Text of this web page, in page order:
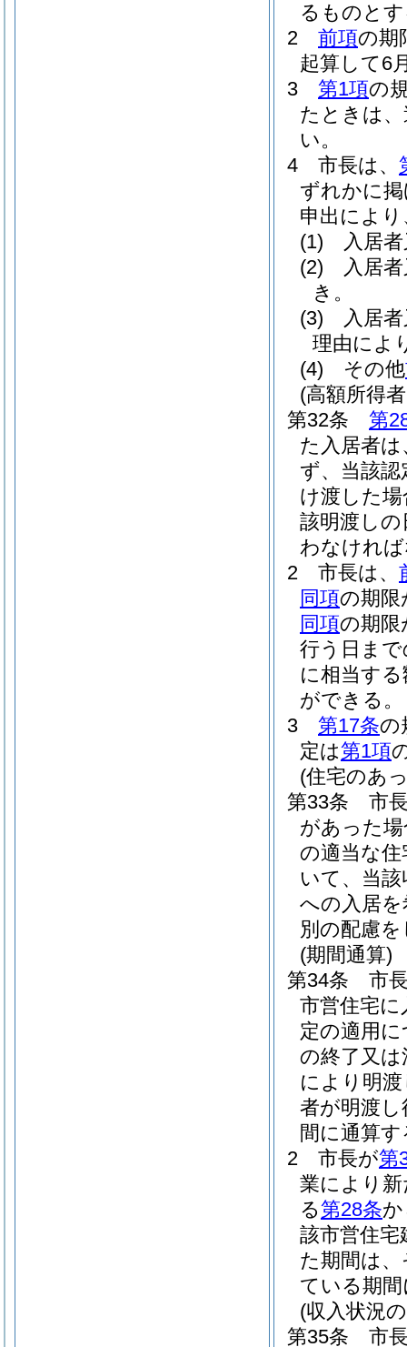
るものと
2
前項の期
起算して6
3
第1項の
たときは
い。
4
市長は、
ずれかに
申出によ
(1)
入居
(2)
入居
き。
(3)
入居
理由によ
(4)
その他
(高額所得
第32条
第
た入居者は
ず、当該
け渡した
該明渡し
わなけれ
2
市長は、
同項の期限
同項の期限
行う日ま
に相当す
ができる。
3
第17条の
定は第1項
(住宅のあ
第33条
市
があった
の適当な
いて、当
への入居
別の配慮
(期間通算)
第34条
市
市営住宅
定の適用
の終了又
により明
者が明渡
間に通算す
2
市長が第
業により
る第28条
該市営住
た期間は
ている期
(収入状況
第35条
市